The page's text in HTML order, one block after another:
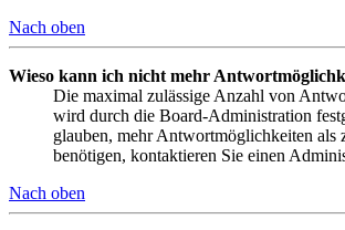
Nach oben
Wieso kann ich nicht mehr
Die maximal zulässige Anzahl von
wird durch die Board-Administration
glauben, mehr Antwortmöglichkeiten als
benötigen, kontaktieren Sie einen
Nach oben